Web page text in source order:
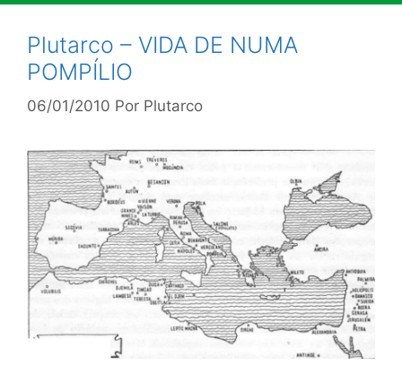
Plutarco – VIDA DE NUMA
POMPÍLIO
06/01/2010 Por Plutarco